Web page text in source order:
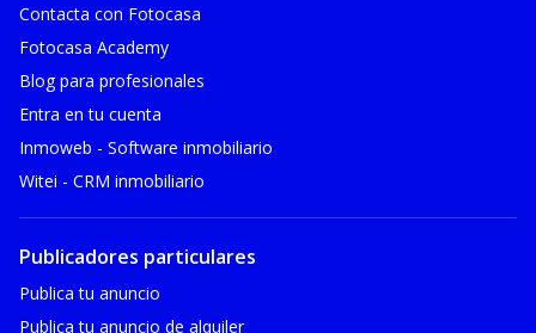
Contacta con Fotocasa
Fotocasa Academy
Blog para profesionales
Entra en tu cuenta
Inmoweb - Software inmobiliario
Witei - CRM inmobiliario
Publicadores particulares
Publica tu anuncio
Publica tu anuncio de alquiler